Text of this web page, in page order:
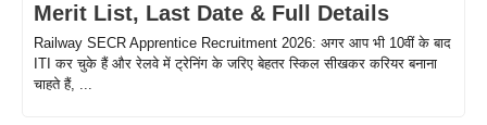
Merit List, Last Date & Full Details
Railway SECR Apprentice Recruitment 2026: अगर आप भी 10वीं के बाद
ITI कर चुके हैं और रेलवे में ट्रेनिंग के जरिए बेहतर स्किल सीखकर करियर बनाना
चाहते हैं, ...